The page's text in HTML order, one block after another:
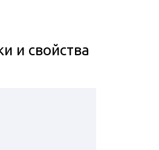
и свойства